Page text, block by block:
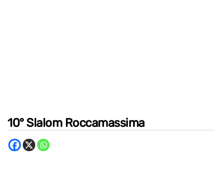
10° Slalom Roccamassima